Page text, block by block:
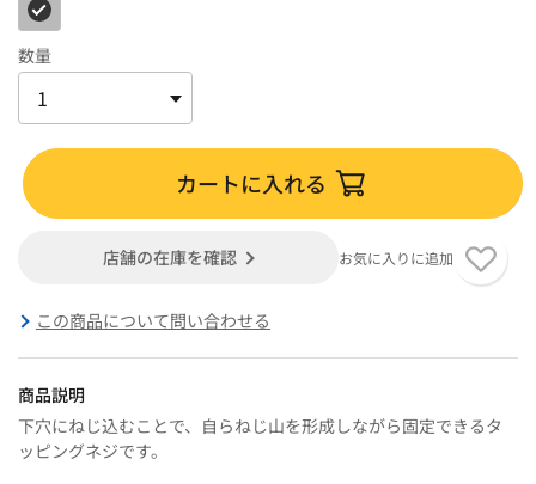
数量
カートに入れる
店舗の在庫を確認 お気に入りに追加
この商品について問い合わせる
商品説明
下穴にねじ込むことで、自らねじ山を形成しながら固定できるタ
ッピングネジです。